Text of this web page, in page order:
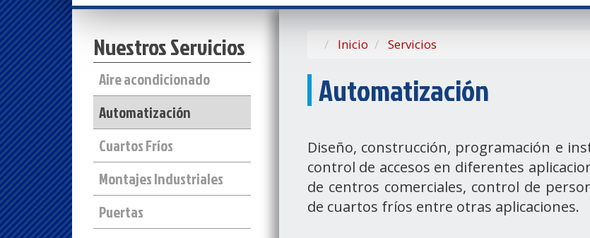
Nuestros Servicios
Aire acondicionado
Automatización
Cuartos Fríos
Montajes Industriales
Puertas
Inicio Servicios
Automatización
Diseño, construcción, programación e
control de accesos en diferentes
de centros comerciales, control de
de cuartos fríos entre otras aplicaciones.